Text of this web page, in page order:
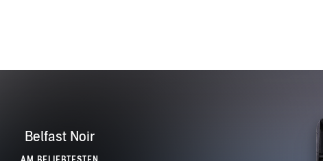
Belfast Noir